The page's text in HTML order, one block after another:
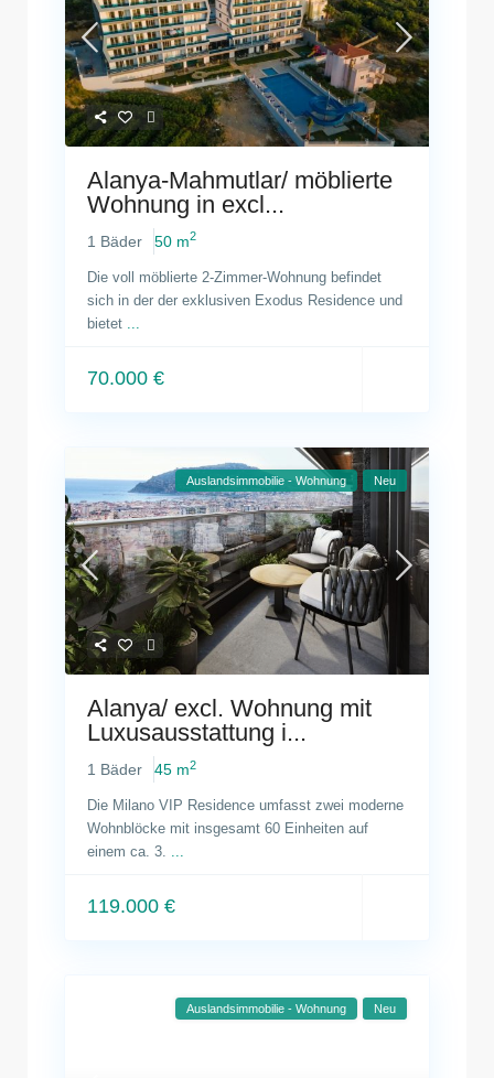
Alanya-Mahmutlar/ möblierte
Wohnung in excl...
1 Bäder 50 m2
Die voll möblierte 2-Zimmer-Wohnung befindet
sich in der der exklusiven Exodus Residence und
bietet
70.000 €
Auslandsimmobilie - Wohnung Neu
Alanya/ excl. Wohnung mit
Luxusausstattung i...
1 Bäder 45 m2
Die Milano VIP Residence umfasst zwei moderne
Wohnblöcke mit insgesamt 60 Einheiten auf
einem ca. 3.
119.000 €
Auslandsimmobilie - Wohnung Neu